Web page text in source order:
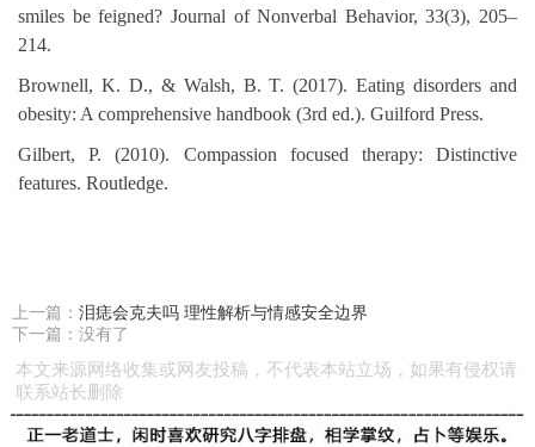
smiles be feigned? Journal of Nonverbal Behavior, 33(3), 205–
214.
Brownell, K. D., & Walsh, B. T. (2017). Eating disorders and
obesity: A comprehensive handbook (3rd ed.). Guilford Press.
Gilbert, P. (2010). Compassion focused therapy: Distinctive
features. Routledge.
上一篇： 泪痣会克夫吗 理性解析与情感安全边界
下一篇：没有了
本文来源网络收集或网友投稿，不代表本站立场，如果有侵权请
联系站长删除